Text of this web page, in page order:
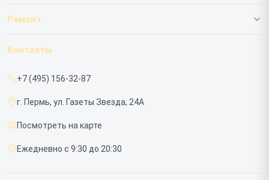
О нашем сервисе
Срочный ремонт
Доставка и способы оплаты
Диагностика
Контакты
Ремонт
ИБП
Контакты
+7 (495) 156-32-87
г. Пермь, ул. Газеты Звезда, 24А
Посмотреть на карте
Ежедневно с 9:30 до 20:30